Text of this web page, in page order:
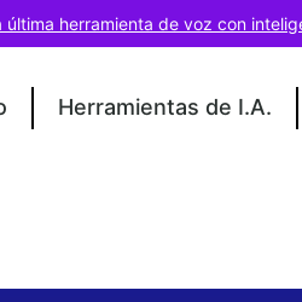
Herramientas de I.A.
última herramienta de voz con